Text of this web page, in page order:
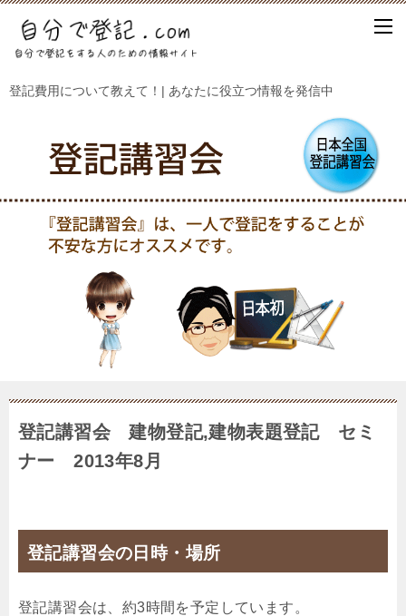
登記費用について教えて！| あなたに役立つ情報を発信中
登記講習会 建物登記,建物表題登記 セミ
ナー 2013年8月
登記講習会の日時・場所
登記講習会は、約3時間を予定しています。